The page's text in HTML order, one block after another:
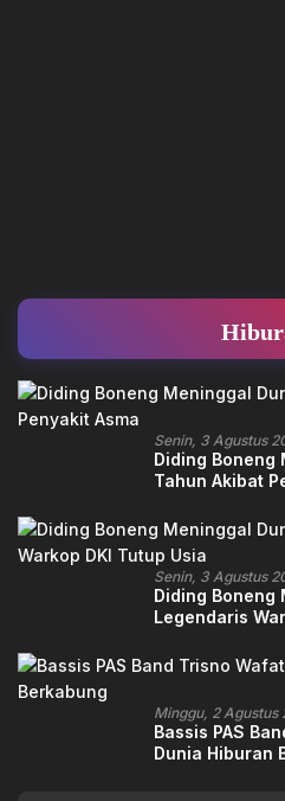
Senin, 3 Agustus
Diding Boneng
Tahun Akibat
Senin, 3 Agustus
Diding Boneng
Legendaris
Minggu, 2 Agustus
Bassis PAS
Dunia Hiburan